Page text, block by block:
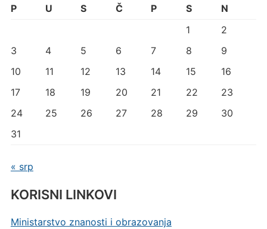
P U S Č P S
N
1
2
3
4 5 6 7 8
9
10
11 12 13 14 15
16
17
18 19 20 21 22
23
24
25 26 27 28 29
30
31
« srp
KORISNI LINKOVI
Ministarstvo znanosti i obrazovanja